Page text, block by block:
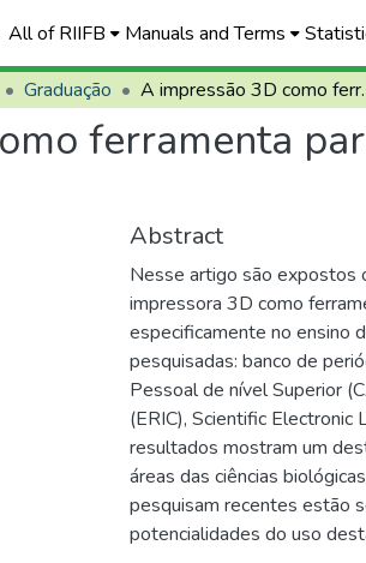
All of RIIFB Manuals and Terms
Graduação A impressão 3D
ferramenta
Abstract
Nesse artigo são expostos
impressora 3D como
especificamente no ensino
pesquisadas: banco de
Pessoal de nível Superior
(ERIC), Scientific Electronic
resultados mostram um
áreas das ciências
pesquisam recentes estão
potencialidades do uso